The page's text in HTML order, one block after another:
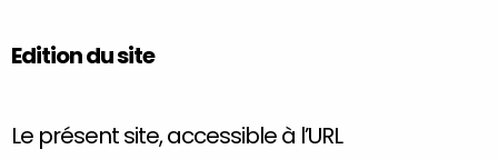
Edition du site
Le présent site, accessible à l’URL